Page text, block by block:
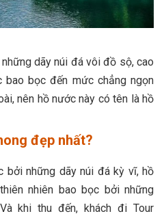
dãy núi đá vôi đồ sộ, cao
bọc đến mức chẳng ngọn
nên hồ nước này có tên là hồ
đẹp nhất?
bởi những dãy núi đá kỳ vĩ, hồ
nhiên bao bọc bởi những
khi thu đến, khách đi Tour